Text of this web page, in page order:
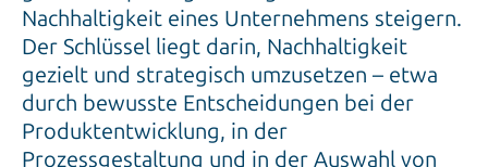
Nachhaltigkeit eines Unternehmens steigern.
Der Schlüssel liegt darin, Nachhaltigkeit
gezielt und strategisch umzusetzen – etwa
durch bewusste Entscheidungen bei der
Produktentwicklung, in der
Prozessgestaltung und in der Auswahl von